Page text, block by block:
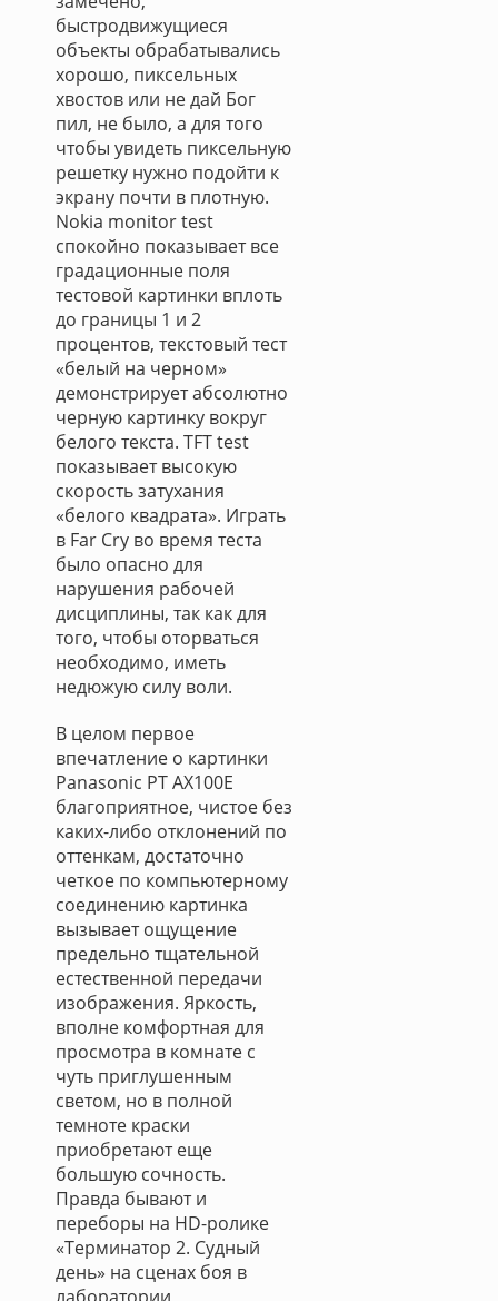
быстродвижущиеся
объекты обрабатывались
хорошо, пиксельных
хвостов или не дай Бог
пил, не было, а для того
чтобы увидеть пиксельную
решетку нужно подойти к
экрану почти в плотную.
Nokia monitor test
спокойно показывает все
градационные поля
тестовой картинки вплоть
до границы 1 и 2
процентов, текстовый тест
«белый на черном»
демонстрирует абсолютно
черную картинку вокруг
белого текста. TFT test
показывает высокую
скорость затухания
«белого квадрата». Играть
в Far Cry во время теста
было опасно для
нарушения рабочей
дисциплины, так как для
того, чтобы оторваться
необходимо, иметь
недюжую силу воли.
В целом первое
впечатление о картинки
Panasonic PT AX100E
благоприятное, чистое без
каких-либо отклонений по
оттенкам, достаточно
четкое по компьютерному
соединению картинка
вызывает ощущение
предельно тщательной
естественной передачи
изображения. Яркость,
вполне комфортная для
просмотра в комнате с
чуть приглушенным
светом, но в полной
темноте краски
приобретают еще
большую сочность.
Правда бывают и
переборы на HD-ролике
«Терминатор 2. Судный
день» на сценах боя в